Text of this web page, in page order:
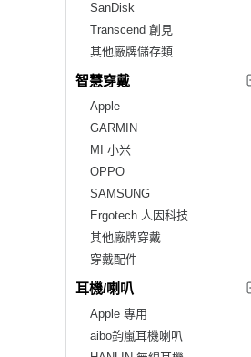
SanDisk
Transcend 創見
其他廠牌儲存類
智慧穿戴
Apple
GARMIN
MI 小米
OPPO
SAMSUNG
Ergotech 人因科技
其他廠牌穿戴
穿戴配件
耳機/喇叭
Apple 專用
aibo鈞嵐耳機喇叭